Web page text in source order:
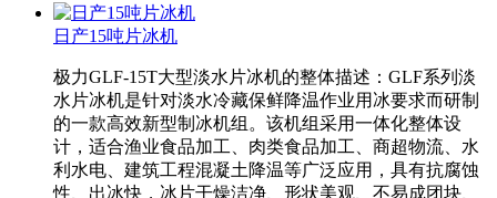
日产15吨片冰机
极力GLF-15T大型淡水片冰机的整体描述：GLF系列淡
水片冰机是针对淡水冷藏保鲜降温作业用冰要求而研制
的一款高效新型制冰机组。该机组采用一体化整体设
计，适合渔业食品加工、肉类食品加工、商超物流、水
利水电、建筑工程混凝土降温等广泛应用，具有抗腐蚀
性、出冰快，冰片干燥洁净、形状美观、不易成团块、